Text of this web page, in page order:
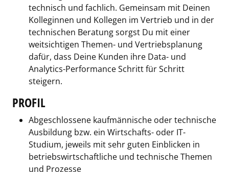
technisch und fachlich. Gemeinsam mit Deinen
Kolleginnen und Kollegen im Vertrieb und in der
technischen Beratung sorgst Du mit einer
weitsichtigen Themen- und Vertriebsplanung
dafür, dass Deine Kunden ihre Data- und
Analytics-Performance Schritt für Schritt
steigern.
PROFIL
Abgeschlossene kaufmännische oder technische
Ausbildung bzw. ein Wirtschafts- oder IT-
Studium, jeweils mit sehr guten Einblicken in
betriebswirtschaftliche und technische Themen
und Prozesse